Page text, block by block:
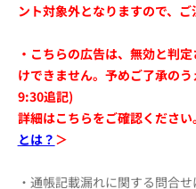
ント対象外となりますので、ご
・こちらの広告は、無効と判
けできません。予めご了承の
9:30追記)
詳細はこちらをご確認ください
とは？ ＞
・通帳記載漏れに関する問合せ